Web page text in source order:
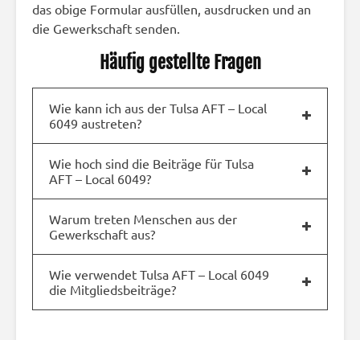
das obige Formular ausfüllen, ausdrucken und an
die Gewerkschaft senden.
Häufig gestellte Fragen
Wie kann ich aus der Tulsa AFT – Local
6049 austreten?
Wie hoch sind die Beiträge für Tulsa
AFT – Local 6049?
Warum treten Menschen aus der
Gewerkschaft aus?
Wie verwendet Tulsa AFT – Local 6049
die Mitgliedsbeiträge?